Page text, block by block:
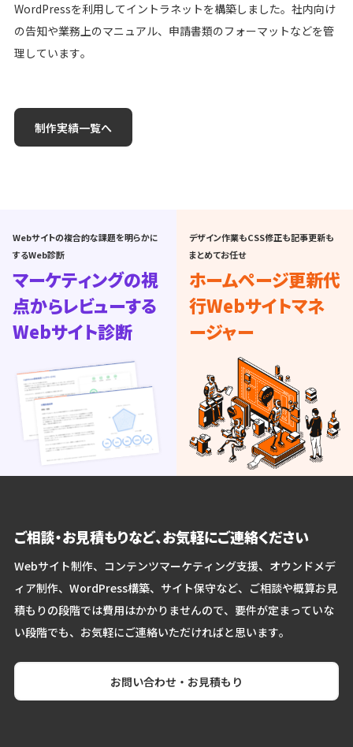
WordPressを利用してイントラネットを構築しました。社内向け
の告知や業務上のマニュアル、申請書類のフォーマットなどを管
理しています。
制作実績一覧へ
Webサイトの複合的な課題を明らかに
するWeb診断
マーケティングの視
点からレビューする
Webサイト診断
デザイン作業もCSS修正も記事更新も
まとめてお任せ
ホームページ更新代
行Webサイトマネ
ージャー
ご相談・お見積もりなど、お気軽にご連絡ください
Webサイト制作、コンテンツマーケティング支援、オウンドメデ
ィア制作、WordPress構築、サイト保守など、ご相談や概算お見
積もりの段階では費用はかかりませんので、要件が定まっていな
い段階でも、お気軽にご連絡いただければと思います。
お問い合わせ・お見積もり